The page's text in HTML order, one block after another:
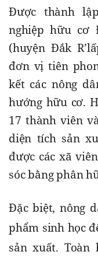
Được thành
nghiệp hữu cơ
(huyện Đắk
đơn vị tiên
kết các nông
hướng hữu cơ.
17 thành viên
diện tích sản
được các xã
sóc bằng phân
Đặc biệt, nông
phẩm sinh học
sản xuất.